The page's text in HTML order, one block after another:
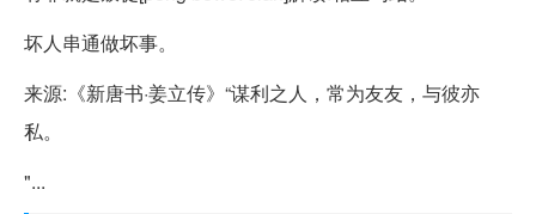
坏人串通做坏事。
来源:《新唐书·姜立传》“谋利之人，常为友友，与彼亦
私。
"...